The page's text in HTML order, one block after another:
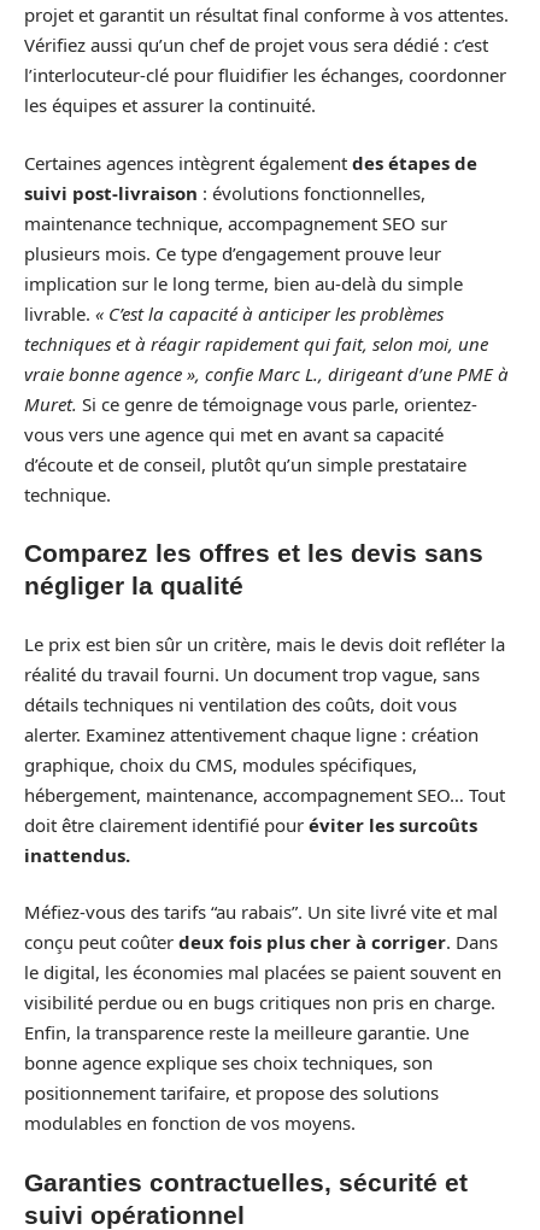
projet et garantit un résultat final conforme à vos attentes.
Vérifiez aussi qu’un chef de projet vous sera dédié : c’est
l’interlocuteur-clé pour fluidifier les échanges, coordonner
les équipes et assurer la continuité.
Certaines agences intègrent également des étapes de
suivi post-livraison : évolutions fonctionnelles,
maintenance technique, accompagnement SEO sur
plusieurs mois. Ce type d’engagement prouve leur
implication sur le long terme, bien au-delà du simple
livrable. « C’est la capacité à anticiper les problèmes
techniques et à réagir rapidement qui fait, selon moi, une
vraie bonne agence », confie Marc L., dirigeant d’une PME à
Muret. Si ce genre de témoignage vous parle, orientez-
vous vers une agence qui met en avant sa capacité
d’écoute et de conseil, plutôt qu’un simple prestataire
technique.
Comparez les offres et les devis sans
négliger la qualité
Le prix est bien sûr un critère, mais le devis doit refléter la
réalité du travail fourni. Un document trop vague, sans
détails techniques ni ventilation des coûts, doit vous
alerter. Examinez attentivement chaque ligne : création
graphique, choix du CMS, modules spécifiques,
hébergement, maintenance, accompagnement SEO… Tout
doit être clairement identifié pour éviter les surcoûts
inattendus.
Méfiez-vous des tarifs “au rabais”. Un site livré vite et mal
conçu peut coûter deux fois plus cher à corriger. Dans
le digital, les économies mal placées se paient souvent en
visibilité perdue ou en bugs critiques non pris en charge.
Enfin, la transparence reste la meilleure garantie. Une
bonne agence explique ses choix techniques, son
positionnement tarifaire, et propose des solutions
modulables en fonction de vos moyens.
Garanties contractuelles, sécurité et
suivi opérationnel